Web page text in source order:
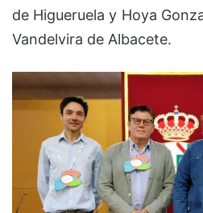
de Higueruela y Hoya
Vandelvira de Albacete.